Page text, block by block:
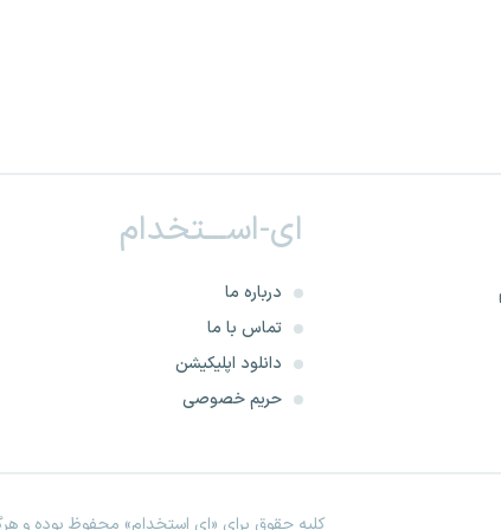
ای-اســـتخدام
درباره ما
تماس با ما
دانلود اپلیکیشن
حریم خصوصی
کلیه حقوق برای «ای استخدام» محفوظ بوده و